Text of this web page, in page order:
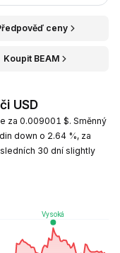
ceny
Koupit BEAM
USD
za 0.009001 $. Směnný
down o 2.64 %, za
30 dní slightly